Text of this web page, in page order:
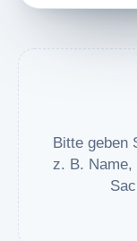
Bitte geben
z. B. Name,